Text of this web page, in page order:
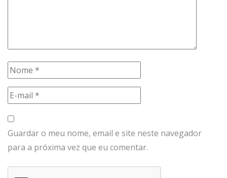
Guardar o meu nome, email e site neste navegador
para a próxima vez que eu comentar.